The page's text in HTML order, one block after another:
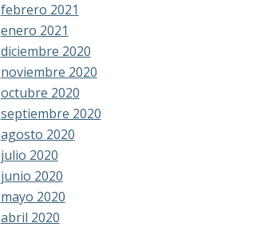
febrero 2021
enero 2021
diciembre 2020
noviembre 2020
octubre 2020
septiembre 2020
agosto 2020
julio 2020
junio 2020
mayo 2020
abril 2020